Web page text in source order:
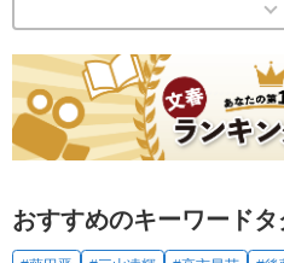
おすすめのキーワード